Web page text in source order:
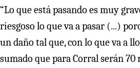
“Lo que está pasando es muy
riesgoso lo que va a pasar (...)
un daño tal que, con lo que va a
sumado que para Corral serán